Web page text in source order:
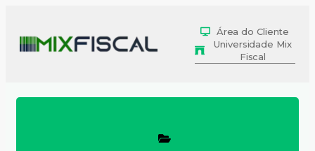
Área do Cliente
Universidade Mix
Fiscal